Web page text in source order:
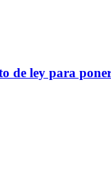
de ley para